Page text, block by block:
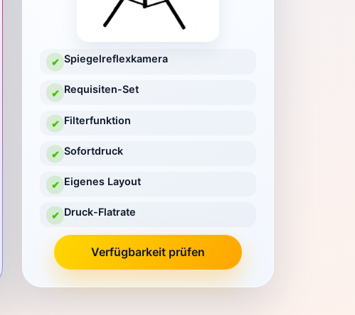
✔ Spiegelreflexkamera
✔ Requisiten-Set
✔ Filterfunktion
✔ Sofortdruck
✔ Eigenes Layout
✔ Druck-Flatrate
Verfügbarkeit prüfen